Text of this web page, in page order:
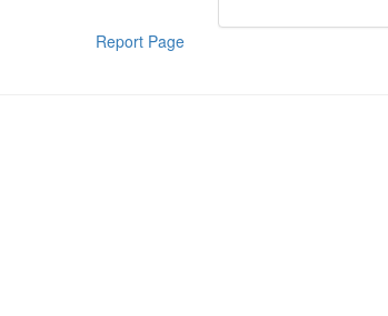
Report Page